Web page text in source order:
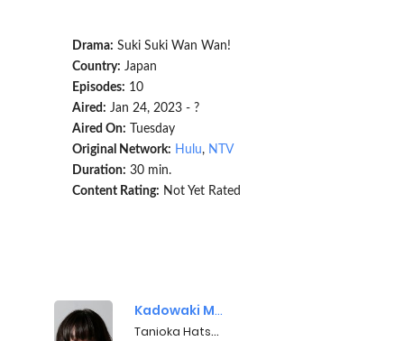
Drama: Suki Suki Wan Wan!
Country: Japan
Episodes: 10
Aired: Jan 24, 2023 - ?
Aired On:
Tuesday
Original Network: Hulu, NTV
Duration: 30 min.
Content Rating: Not Yet Rated
Kadowaki Mugi
Tanioka Hatsune